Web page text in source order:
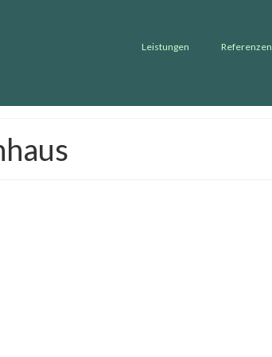
Leistungen Referenzen